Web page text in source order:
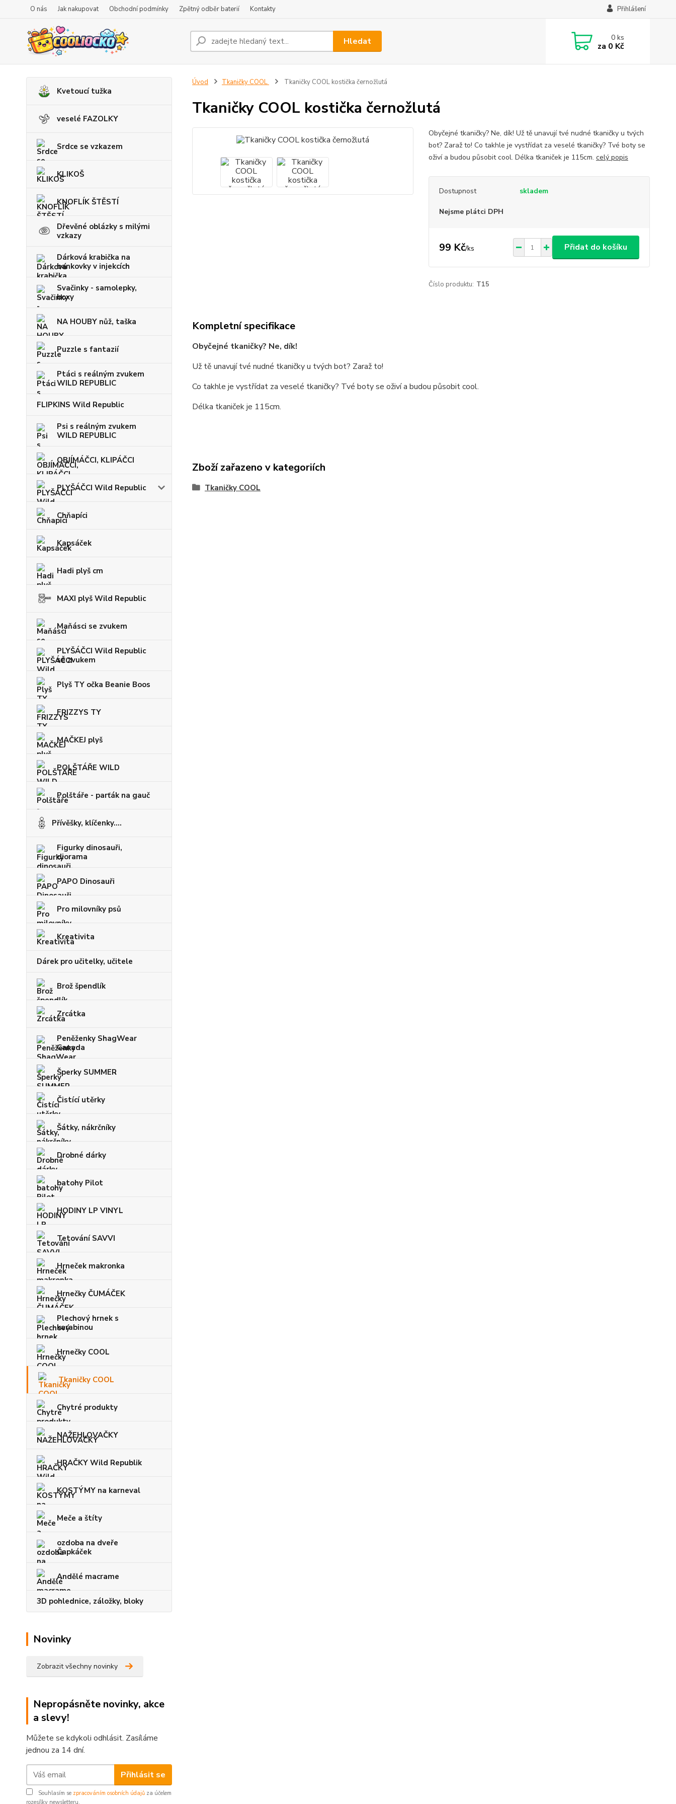
O nás Jak nakupovat Obchodní podmínky Zpětný odběr baterií Kontakty Přihlášení
Hledat 0ks
za 0 Kč
Kvetoucí tužka
veselé FAZOLKY
Srdce se vzkazem
KLIKOŠ
KNOFLÍK ŠTĚSTÍ
Dřevěné oblázky s milými
vzkazy
Dárková krabička na
bankovky v injekcích
Svačinky - samolepky,
boxy
NA HOUBY nůž, taška
Puzzle s fantazií
Ptáci s reálným zvukem
WILD REPUBLIC
FLIPKINS Wild Republic
Psi s reálným zvukem
WILD REPUBLIC
OBJÍMÁČCI, KLIPÁČCI
PLYŠÁČCI Wild Republic
Chňapíci
Kapsáček
Hadi plyš cm
MAXI plyš Wild Republic
Maňásci se zvukem
PLYŠÁČCI Wild Republic
se zvukem
Plyš TY očka Beanie Boos
FRIZZYS TY
MAČKEJ plyš
POLŠTÁŘE WILD
Polštáře - parťák na gauč
Přívěšky, klíčenky....
Figurky dinosauři,
diorama
PAPO Dinosauři
Pro milovníky psů
Kreativita
Dárek pro učitelky, učitele
Brož špendlík
Zrcátka
Peněženky ShagWear
Canada
Šperky SUMMER
Čistící utěrky
Šátky, nákrčníky
Drobné dárky
batohy Pilot
HODINY LP VINYL
Tetování SAVVI
Hrneček makronka
Hrnečky ČUMÁČEK
Plechový hrnek s
karabinou
Hrnečky COOL
Tkaničky COOL
Chytré produkty
NAŽEHLOVAČKY
HRAČKY Wild Republik
KOSTÝMY na karneval
Meče a štíty
ozdoba na dveře
Čapkáček
Andělé macrame
3D pohlednice, záložky, bloky
Novinky
Zobrazit všechny novinky
Nepropásněte novinky, akce
a slevy!
Můžete se kdykoli odhlásit. Zasíláme
jednou za 14 dní.
Přihlásit se
Souhlasím se zpracováním osobních údajů za účelem
rozesílky newsletteru.
Úvod Tkaničky COOL Tkaničky COOL kostička černožlutá
Tkaničky COOL kostička černožlutá
Obyčejné tkaničky? Ne, dík! Už tě unavují tvé nudné tkaničky u tvých
bot? Zaraž to! Co takhle je vystřídat za veselé tkaničky? Tvé boty se
oživí a budou působit cool. Délka tkaniček je 115cm. celý popis
Dostupnost skladem
Nejsme plátci DPH
99 Kč/ks Přidat do košíku
Číslo produktu: T15
Kompletní specifikace
Obyčejné tkaničky? Ne, dík!
Už tě unavují tvé nudné tkaničky u tvých bot? Zaraž to!
Co takhle je vystřídat za veselé tkaničky? Tvé boty se oživí a budou působit cool.
Délka tkaniček je 115cm.
Zboží zařazeno v kategoriích
Tkaničky COOL